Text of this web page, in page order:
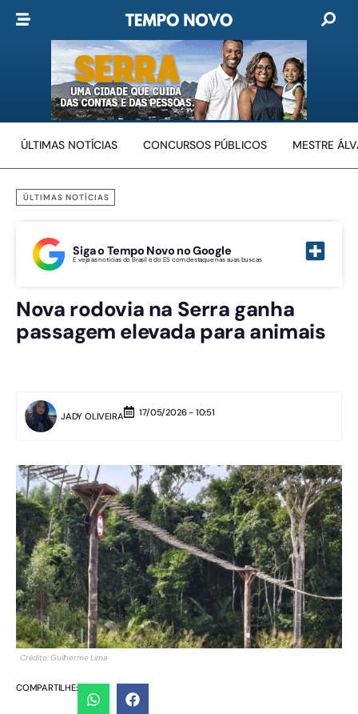
ÚLTIMAS NOTÍCIAS CONCURSOS PÚBLICOS MESTRE
ÚLTIMAS NOTÍCIAS
Siga o Tempo Novo no Google
E veja as notícias do Brasil e do ES com destaque nas suas buscas
Nova rodovia na Serra ganha
passagem elevada para animais
JADY OLIVEIRA 17/05/2026 - 10:51
Crédito: Guilherme Lima
COMPARTILHE: